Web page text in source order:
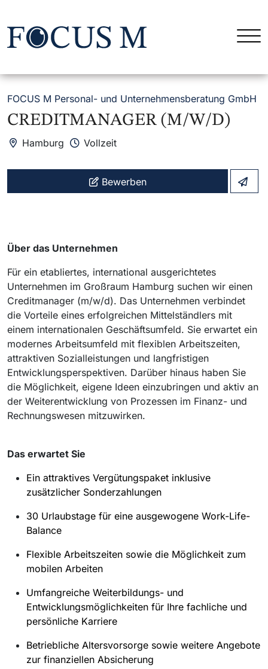
FOCUS M Personal- und Unternehmensberatung GmbH
CREDITMANAGER (M/W/D)
Hamburg Vollzeit
Bewerben
Über das Unternehmen
Für ein etabliertes, international ausgerichtetes
Unternehmen im Großraum Hamburg suchen wir einen
Creditmanager (m/w/d). Das Unternehmen verbindet
die Vorteile eines erfolgreichen Mittelständlers mit
einem internationalen Geschäftsumfeld. Sie erwartet ein
modernes Arbeitsumfeld mit flexiblen Arbeitszeiten,
attraktiven Sozialleistungen und langfristigen
Entwicklungsperspektiven. Darüber hinaus haben Sie
die Möglichkeit, eigene Ideen einzubringen und aktiv an
der Weiterentwicklung von Prozessen im Finanz- und
Rechnungswesen mitzuwirken.
Das erwartet Sie
Ein attraktives Vergütungspaket inklusive
zusätzlicher Sonderzahlungen
30 Urlaubstage für eine ausgewogene Work-Life-
Balance
Flexible Arbeitszeiten sowie die Möglichkeit zum
mobilen Arbeiten
Umfangreiche Weiterbildungs- und
Entwicklungsmöglichkeiten für Ihre fachliche und
persönliche Karriere
Betriebliche Altersvorsorge sowie weitere Angebote
zur finanziellen Absicherung